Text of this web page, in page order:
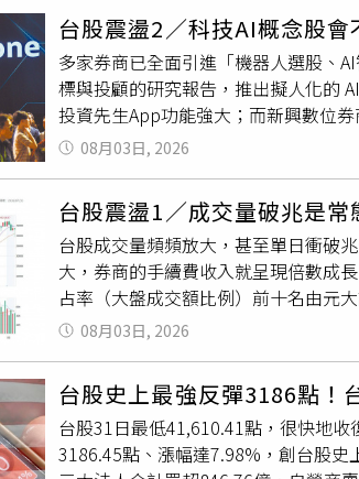
期修正較多反映AI類股漲幅已大後的
或庫存失衡。因此，本波市場波動與
台股震盪2／科技AI概念股
多家券商已全面引進「機器人選股、
標與投顧的研究報告，推出擬人化的
投資先生App功能強大；而新興數位
特色。元大證券市占率排第一，為元
說，為台灣證券業最早主打 AI 人工
個股分類並篩選出「五大類精選股」
直覺地呈現給投資人。 永豐金證券「
股策略，機器人會根據法人籌碼面，
多空訊號，每天自動更新篩選清單，
模組則是將複雜的技術指標與財報數
用AI供應鏈、半導體等題材選股，以
理」功能，為業界首創結合「AI 量
析預測，系統會自動解讀最新的法說
券App提供「智慧選股」與「診股機
達」，投資人可以設定個人化的機器
會即時推播通知。 兆豐證券App線上
08月03日, 2026
台股震盪1／成交量破兆是
台股成交量頻頻放大，甚至單日衝破
大，券商的手續費收入就呈現倍數成
占率（大盤成交額比例）前十名由元
整體市場呈現「大者恆大」的集中格
占率穩坐台灣經紀業務龍頭，不論
複委託與高頻交易成長動能強勁，是
張，全年EPS與獲利能力在業界時常
有極高市占率。 國泰證券近年主打「
冠。群益金鼎證券權證發行與衍生性
08月03日, 2026
台股史上最強反彈3186點
台股31日最低41,610.41點，很快地
3186.45點、漲幅達7.98%，創台股史